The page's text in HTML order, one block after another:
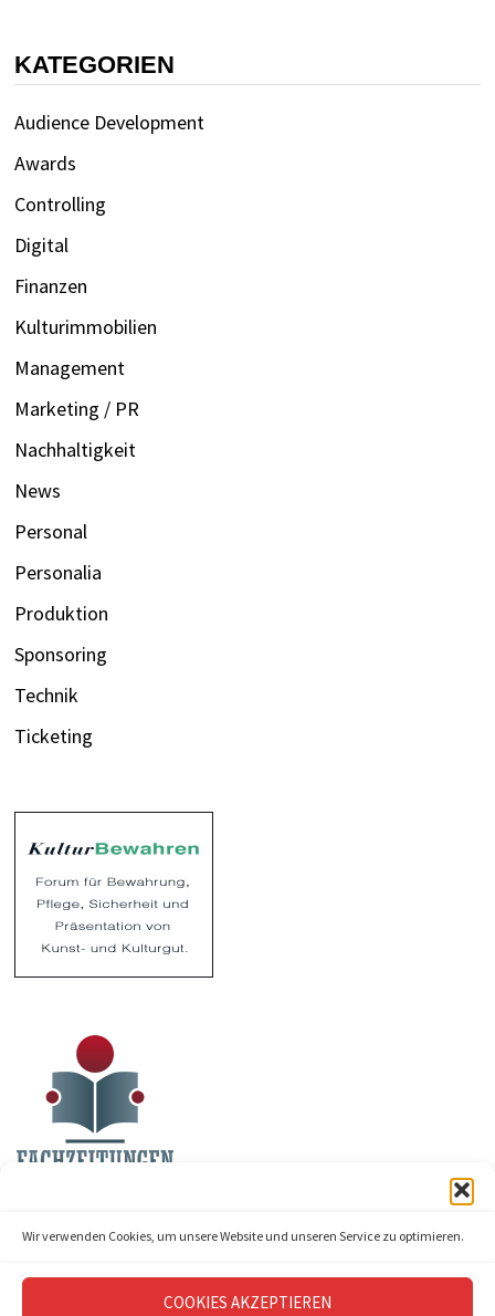
Wir verwenden Cookies, um unsere Website und unseren Service zu optimieren.
COOKIES AKZEPTIEREN
KATEGORIEN
Audience Development
Awards
Controlling
Digital
Finanzen
Kulturimmobilien
Management
Marketing / PR
Nachhaltigkeit
News
Personal
Personalia
Produktion
Sponsoring
Technik
Ticketing